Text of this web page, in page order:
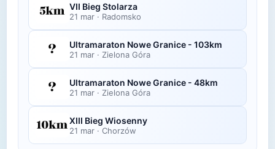
VII Bieg Stolarza
21 mar · Radomsko
Ultramaraton Nowe Granice - 103km
21 mar · Zielona Góra
Ultramaraton Nowe Granice - 48km
21 mar · Zielona Góra
XIII Bieg Wiosenny
21 mar · Chorzów